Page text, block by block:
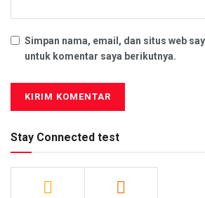
Simpan nama, email, dan situs web
untuk komentar saya berikutnya.
Stay Connected test